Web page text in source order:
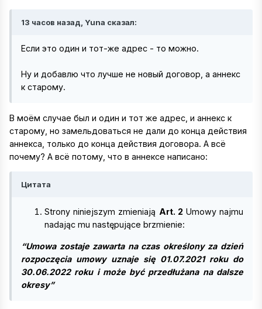
13 часов назад, Yuna сказал:
Если это один и тот-же адрес - то можно.
Ну и добавлю что лучше не новый договор, а аннекс
к старому.
В моём случае был и один и тот же адрес, и аннекс к
старому, но замельдоваться не дали до конца действия
аннекса, только до конца действия договора. А всё
почему? А всё потому, что в аннексе написано:
Цитата
Strony niniejszym zmieniają Art. 2 Umowy najmu
nadając mu następujące brzmienie:
“Umowa zostaje zawarta na czas określony za dzień
rozpoczęcia umowy uznaje się 01.07.2021 roku do
30.06.2022 roku i może być przedłużana na dalsze
okresy”